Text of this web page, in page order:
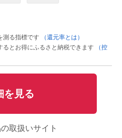
測る指標です
（還元率とは）
とお得にふるさと納税できます
（控
を見る
取扱いサイト